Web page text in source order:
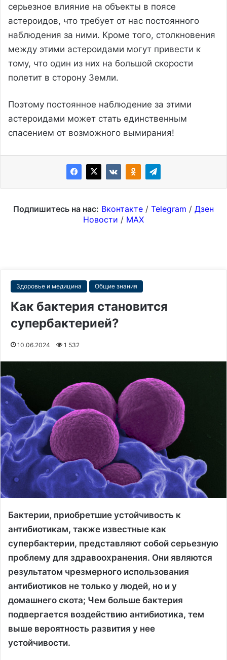
серьезное влияние на объекты в поясе
астероидов, что требует от нас постоянного
наблюдения за ними. Кроме того, столкновения
между этими астероидами могут привести к
тому, что один из них на большой скорости
полетит в сторону Земли.
Поэтому постоянное наблюдение за этими
астероидами может стать единственным
спасением от возможного вымирания!
Подпишитесь на нас: Вконтакте / Telegram / Дзен
Новости / MAX